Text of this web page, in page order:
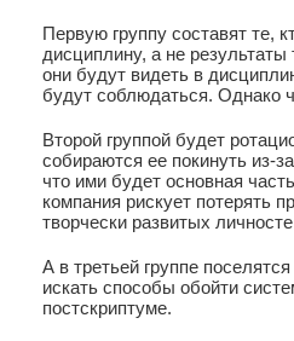
Первую группу составят те,
дисциплину, а не результаты
они будут видеть в
будут соблюдаться. Однако
Второй группой будет
собираются ее покинуть из-
что ими будет основная
компания рискует потерять
творчески развитых
А в третьей группе
искать способы обойти
постскриптуме.